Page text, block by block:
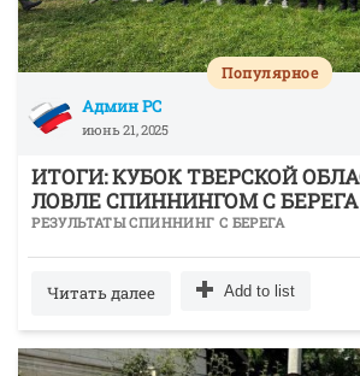
Админ РС
июнь 21, 2025
Популярное
ИТОГИ: КУБОК ТВЕРСКОЙ
ЛОВЛЕ СПИННИНГОМ С БЕРЕГА
РЕЗУЛЬТАТЫ СПИННИНГ С БЕРЕГА
Читать далее Add to list